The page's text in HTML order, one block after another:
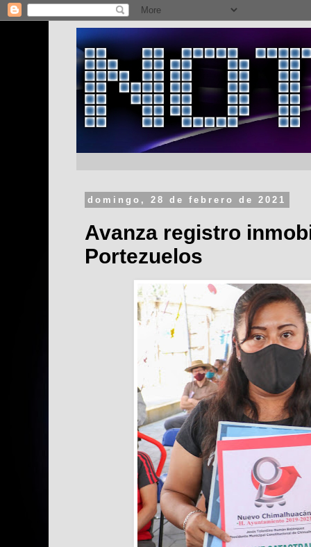
domingo, 28 de febrero de 2021
Avanza registro
Portezuelos